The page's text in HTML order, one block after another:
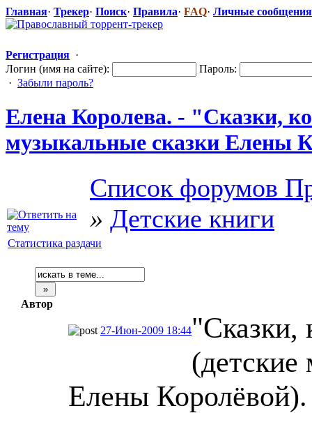
Главная· Трекер· Поиск· Правила· FAQ· Личные сообщения
Регистрация ·
Логин (имя на сайте):
Пароль:
· Забыли пароль?
Елена Королева. - "Сказки,
музыкальные сказки Елены
Список форумов
» Детские книги
Статистика раздачи
Автор
27-Июн-2009 18:44"Сказки,
(детские
Елены Королёвой).